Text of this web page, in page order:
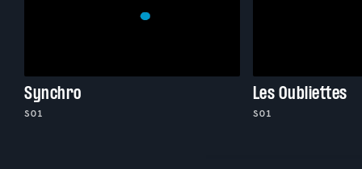
Synchro
S01
Les Oubliettes
S01